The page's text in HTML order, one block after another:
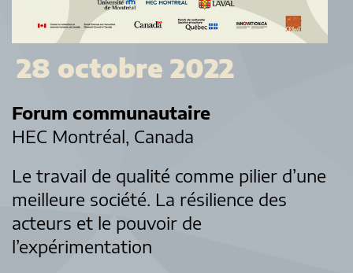
28 octobre 2022
Forum communautaire
HEC Montréal, Canada
Le travail de qualité comme pilier d’une
meilleure société. La résilience des
acteurs et le pouvoir de
l’expérimentation